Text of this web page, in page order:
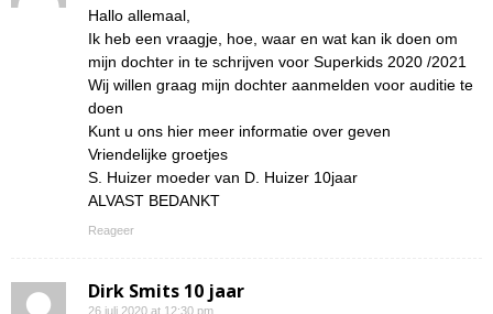
Hallo allemaal,
Ik heb een vraagje, hoe, waar en wat kan ik doen om
mijn dochter in te schrijven voor Superkids 2020 /2021
Wij willen graag mijn dochter aanmelden voor auditie te
doen
Kunt u ons hier meer informatie over geven
Vriendelijke groetjes
S. Huizer moeder van D. Huizer 10jaar
ALVAST BEDANKT
Reageer
Dirk Smits 10 jaar
26 juli 2020 at 12:30 pm